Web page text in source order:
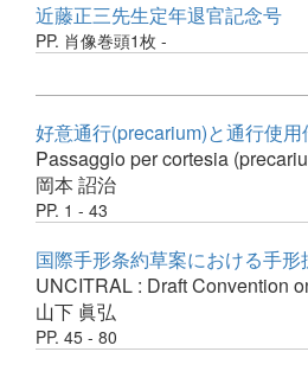
近藤正三先生定年退官記念号
PP. 肖像巻頭1枚 -
好意通行(precarium)と通行使
Passaggio per cortesia
岡本 詔治
PP. 1 - 43
国際手形条約草案における手
UNCITRAL : Draft Convention
山下 眞弘
PP. 45 - 80